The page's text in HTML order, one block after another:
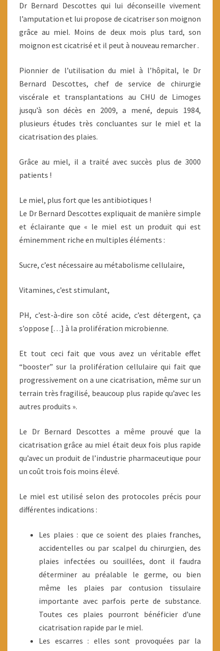
Dr Bernard Descottes qui lui déconseille vivement
l’amputation et lui propose de cicatriser son moignon
grâce au miel. Moins de deux mois plus tard, son
moignon est cicatrisé et il peut à nouveau remarcher .
Pionnier de l’utilisation du miel à l’hôpital, le Dr
Bernard Descottes, chef de service de chirurgie
viscérale et transplantations au CHU de Limoges
jusqu’à son décès en 2009, a mené, depuis 1984,
plusieurs études très concluantes sur le miel et la
cicatrisation des plaies.
Grâce au miel, il a traité avec succès plus de 3000
patients !
Le miel, plus fort que les antibiotiques !
Le Dr Bernard Descottes expliquait de manière simple
et éclairante que « le miel est un produit qui est
éminemment riche en multiples éléments :
Sucre, c’est nécessaire au métabolisme cellulaire,
Vitamines, c’est stimulant,
PH, c’est-à-dire son côté acide, c’est détergent, ça
s’oppose […] à la prolifération microbienne.
Et tout ceci fait que vous avez un véritable effet
“booster” sur la prolifération cellulaire qui fait que
progressivement on a une cicatrisation, même sur un
terrain très fragilisé, beaucoup plus rapide qu’avec les
autres produits ».
Le Dr Bernard Descottes a même prouvé que la
cicatrisation grâce au miel était deux fois plus rapide
qu’avec un produit de l’industrie pharmaceutique pour
un coût trois fois moins élevé.
Le miel est utilisé selon des protocoles précis pour
différentes indications :
Les plaies : que ce soient des plaies franches,
accidentelles ou par scalpel du chirurgien, des
plaies infectées ou souillées, dont il faudra
déterminer au préalable le germe, ou bien
même les plaies par contusion tissulaire
importante avec parfois perte de substance.
Toutes ces plaies pourront bénéficier d’une
cicatrisation rapide par le miel.
Les escarres : elles sont provoquées par la